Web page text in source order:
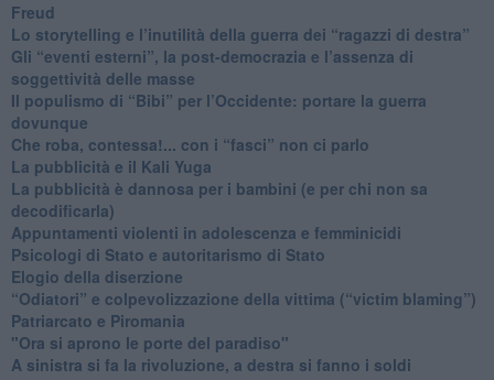
Freud
​Lo storytelling e l’inutilità della guerra dei “ragazzi di destra”
​Gli “eventi esterni”, la post-democrazia e l’assenza di
soggettività delle masse
​Il populismo di “Bibi” per l’Occidente: portare la guerra
dovunque
​Che roba, contessa!... con i “fasci” non ci parlo
La pubblicità e il Kali Yuga
​La pubblicità è dannosa per i bambini (e per chi non sa
decodificarla)
​Appuntamenti violenti in adolescenza e femminicidi
​Psicologi di Stato e autoritarismo di Stato
Elogio della diserzione
“Odiatori” e colpevolizzazione della vittima (“victim blaming”)
​Patriarcato e Piromania
"Ora si aprono le porte del paradiso"
​A sinistra si fa la rivoluzione, a destra si fanno i soldi